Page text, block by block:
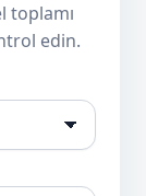
toplamı
edin.